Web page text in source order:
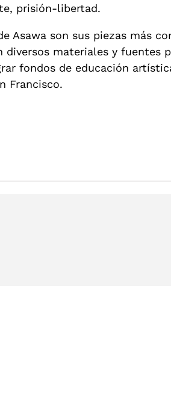
prisión-libertad.
Asawa son sus piezas más
diversos materiales y fuentes
fondos de educación
Francisco.